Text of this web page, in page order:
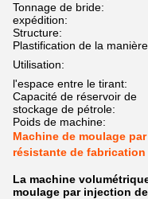
Tonnage de bride:
expédition:
Structure:
Plastification de la
Utilisation:
l'espace entre le tirant:
Capacité de réservoir de
stockage de pétrole:
Poids de machine:
Machine de moulage
résistante de
La machine
moulage par injection